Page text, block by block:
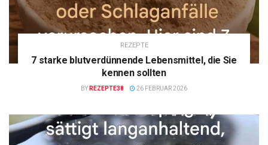
REZEPTE
7 starke blutverdünnende Lebensmittel, die Sie
kennen sollten
BY REZEPTE38 26 FEBRUAR 2026